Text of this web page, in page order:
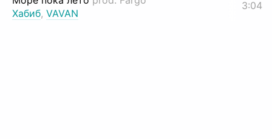
Хабиб, VAVAN
3:04